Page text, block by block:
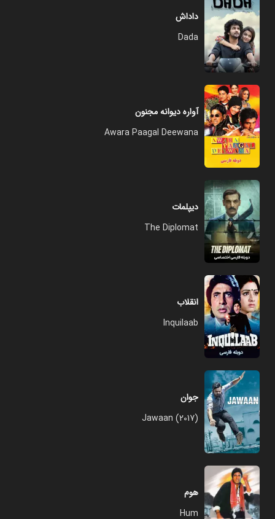
داداش
Dada
آواره دیوانه مجنون
Awara Paagal Deewana
دیپلمات
The Diplomat
انقلاب
Inquilaab
جوان
Jawaan (2017)
هوم
Hum